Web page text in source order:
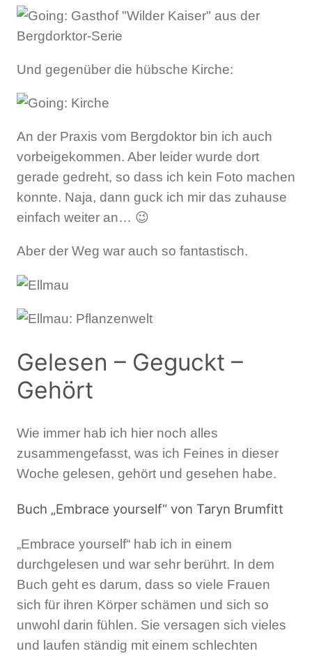
Und gegenüber die hübsche Kirche:
An der Praxis vom Bergdoktor bin ich auch
vorbeigekommen. Aber leider wurde dort
gerade gedreht, so dass ich kein Foto machen
konnte. Naja, dann guck ich mir das zuhause
einfach weiter an… 😉
Aber der Weg war auch so fantastisch.
Gelesen – Geguckt –
Gehört
Wie immer hab ich hier noch alles
zusammengefasst, was ich Feines in dieser
Woche gelesen, gehört und gesehen habe.
Buch „Embrace yourself“ von Taryn Brumfitt
„Embrace yourself“ hab ich in einem
durchgelesen und war sehr berührt. In dem
Buch geht es darum, dass so viele Frauen
sich für ihren Körper schämen und sich so
unwohl darin fühlen. Sie versagen sich vieles
und laufen ständig mit einem schlechten